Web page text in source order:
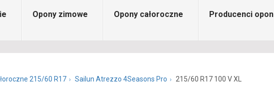
Opony zimowe Opony całoroczne Producenci opon
215/60 R17 Sailun Atrezzo 4Seasons Pro 215/60 R17 100 V XL